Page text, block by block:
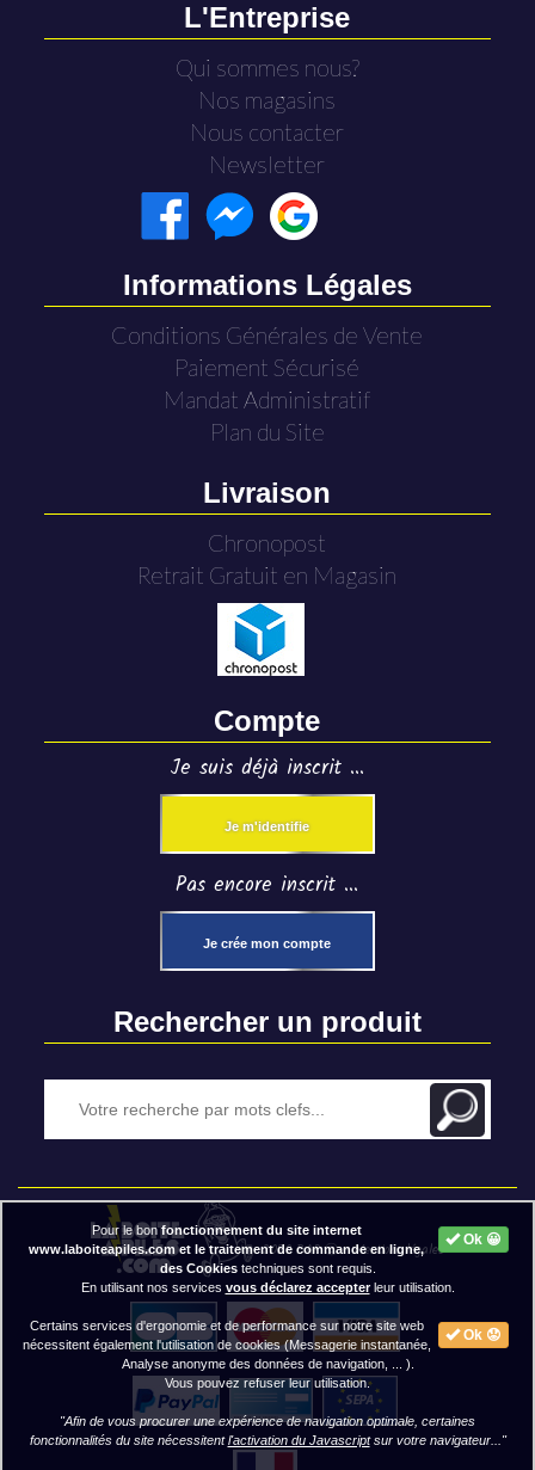
L'Entreprise
Qui sommes nous?
Nos magasins
Nous contacter
Newsletter
Informations Légales
Conditions Générales de Vente
Paiement Sécurisé
Mandat Administratif
Plan du Site
Livraison
Chronopost
Retrait Gratuit en Magasin
Compte
Je suis déjà inscrit ...
Je m'identifie
Pas encore inscrit ...
Je crée mon compte
Rechercher un produit
2020 BAP ⓒ - Mentions légales
Ok 😀
Pour le bonfonctionnement du site internet
www.laboiteapiles.com et le traitement de commande en ligne,
des Cookiestechniques sont requis.
En utilisant nos services vous déclarez accepterleur utilisation.
Ok 😟
Certains services d'ergonomie et de performance sur notre site web
nécessitent également l'utilisation de cookies (Messagerie instantanée,
Analyse anonyme des données de navigation, ... ).
Vous pouvez refuser leur utilisation.
"Afin de vous procurer une expérience de navigation optimale, certaines
fonctionnalités du site nécessitentl'activation du Javascriptsur votre navigateur..."